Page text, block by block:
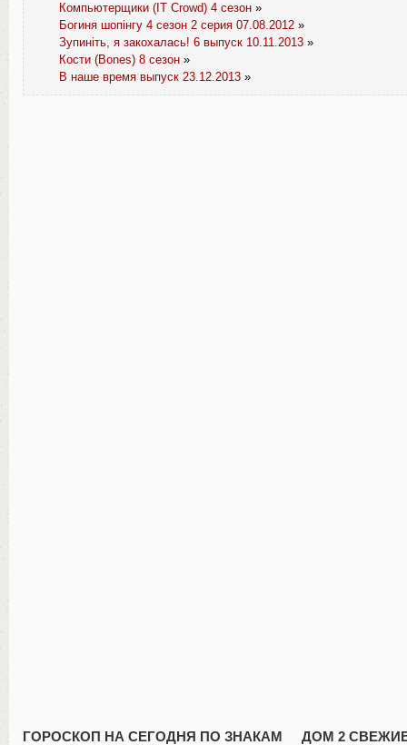
Компьютерщики (IT Crowd) 4 сезон»
Богиня шопінгу 4 сезон 2 серия 07.08.2012»
Зупиніть, я закохалась! 6 выпуск 10.11.2013»
Кости (Bones) 8 сезон»
В наше время выпуск 23.12.2013»
ГОРОСКОП НА СЕГОДНЯ ПО ЗНАКАМ
ДОМ 2